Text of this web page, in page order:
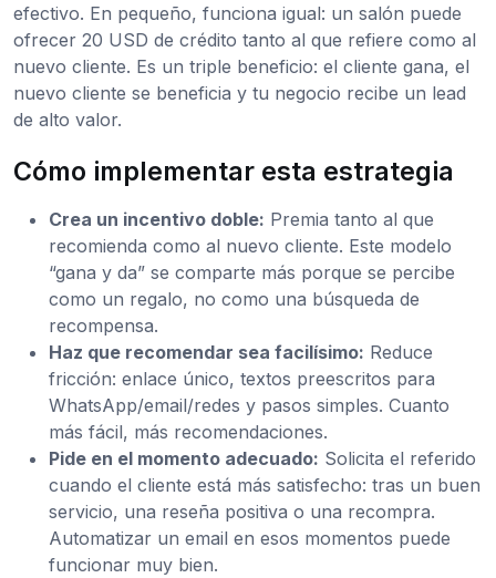
efectivo. En pequeño, funciona igual: un salón puede
ofrecer 20 USD de crédito tanto al que refiere como al
nuevo cliente. Es un triple beneficio: el cliente gana, el
nuevo cliente se beneficia y tu negocio recibe un lead
de alto valor.
Cómo implementar esta estrategia
Crea un incentivo doble: Premia tanto al que
recomienda como al nuevo cliente. Este modelo
“gana y da” se comparte más porque se percibe
como un regalo, no como una búsqueda de
recompensa.
Haz que recomendar sea facilísimo: Reduce
fricción: enlace único, textos preescritos para
WhatsApp/email/redes y pasos simples. Cuanto
más fácil, más recomendaciones.
Pide en el momento adecuado: Solicita el referido
cuando el cliente está más satisfecho: tras un buen
servicio, una reseña positiva o una recompra.
Automatizar un email en esos momentos puede
funcionar muy bien.